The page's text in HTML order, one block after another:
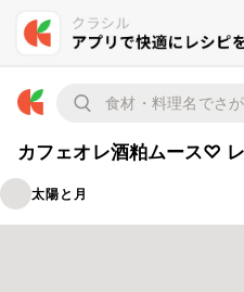
カフェオレ酒粕ムース♡
太陽と月